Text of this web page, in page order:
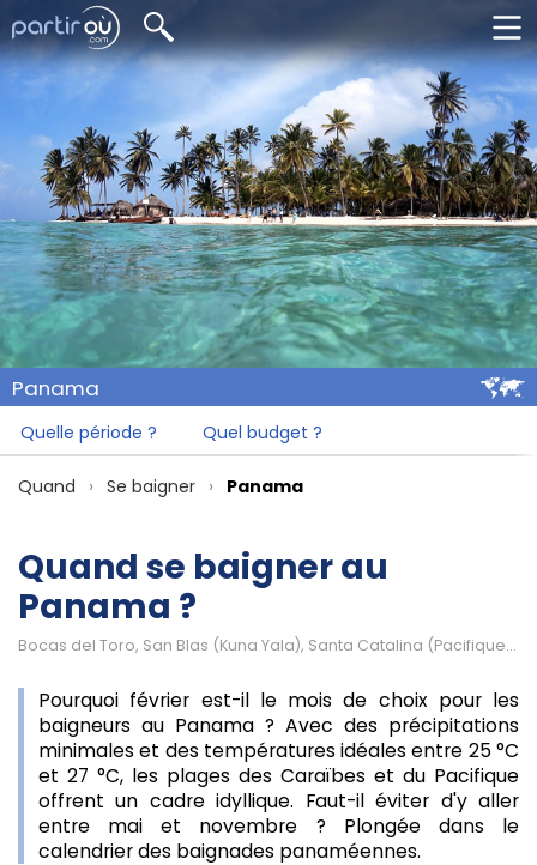
Panama
Quelle période ? Quel budget ?
Quand Se baigner Panama
Quand se baigner au
Panama ?
Bocas del Toro, San Blas (Kuna Yala), Santa Catalina (Pacifique), Île de Contadora (archipel des Perles)
Pourquoi février est-il le mois de choix pour les
baigneurs au Panama ? Avec des précipitations
minimales et des températures idéales entre 25 °C
et 27 °C, les plages des Caraïbes et du Pacifique
offrent un cadre idyllique. Faut-il éviter d'y aller
entre mai et novembre ? Plongée dans le
calendrier des baignades panaméennes.